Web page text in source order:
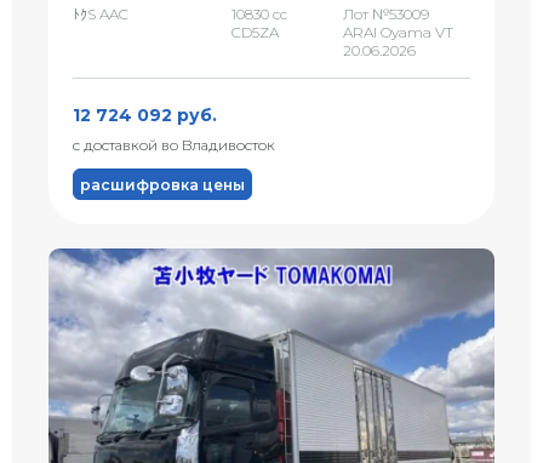
ﾄｸS AAC
10830 сс
CD5ZA
Лот №53009
ARAI Oyama VT
20.06.2026
12 724 092 руб.
с доставкой во Владивосток
расшифровка цены